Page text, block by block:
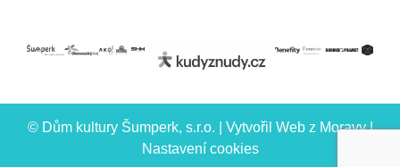
© Dům kultury Šumperk, s.r.o. | Vytvořil Web z Moravy|
Nastavení cookies